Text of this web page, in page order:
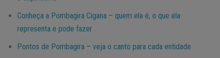
Conheça a Pombagira Cigana – quem ela é, o que ela
representa e pode fazer
Pontos de Pombagira – veja o canto para cada entidade